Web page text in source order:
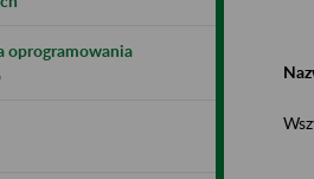
oprogramowania